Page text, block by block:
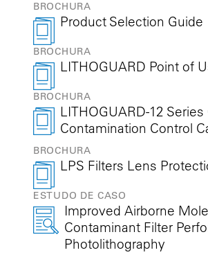
BROCHURA
Product Selection Guide
BROCHURA
LITHOGUARD Point of
BROCHURA
LITHOGUARD-12
Contamination Control
BROCHURA
LPS Filters Lens
ESTUDO DE CASO
Improved Airborne
Contaminant Filter
Photolithography